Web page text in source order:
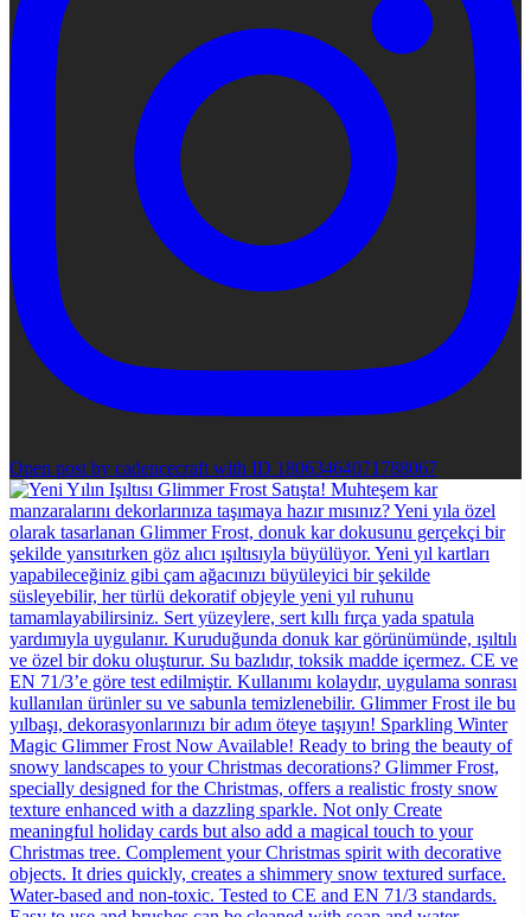
Open post by cadencecraft with ID 18063464071788067